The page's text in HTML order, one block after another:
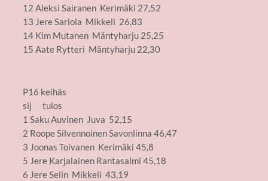
12 Aleksi Sairanen Kerimäki 27,52
13 Jere Sariola Mikkeli 26,83
14 Kim Mutanen Mäntyharju 25,25
15 Aate Rytteri Mäntyharju 22,30
P16 keihäs
sij tulos
1 Saku Auvinen Juva 52,15
2 Roope Silvennoinen Savonlinna 46,47
3 Joonas Toivanen Kerimäki 45,8
5 Jere Karjalainen Rantasalmi 45,18
6 Jere Selin Mikkeli 43,19